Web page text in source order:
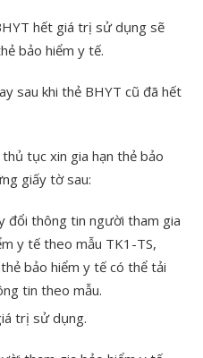
hết giá trị sử dụng sẽ
bảo hiểm y tế.
sau khi thẻ BHYT cũ đã hết
tục xin gia hạn thẻ bảo
giấy tờ sau:
đổi thông tin người tham gia
y tế theo mẫu TK1-TS,
bảo hiểm y tế có thể tải
tin theo mẫu.
trị sử dụng.